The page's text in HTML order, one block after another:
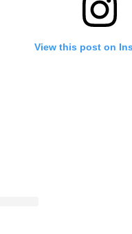
View this post on